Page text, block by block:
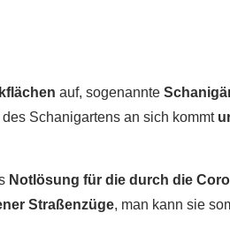
auf, sogenannte
Schanigartens an sich kommt
Notlösung für die durch die
Straßenzüge, man kann sie